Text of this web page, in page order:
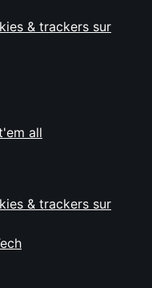
& trackers sur
all
& trackers sur